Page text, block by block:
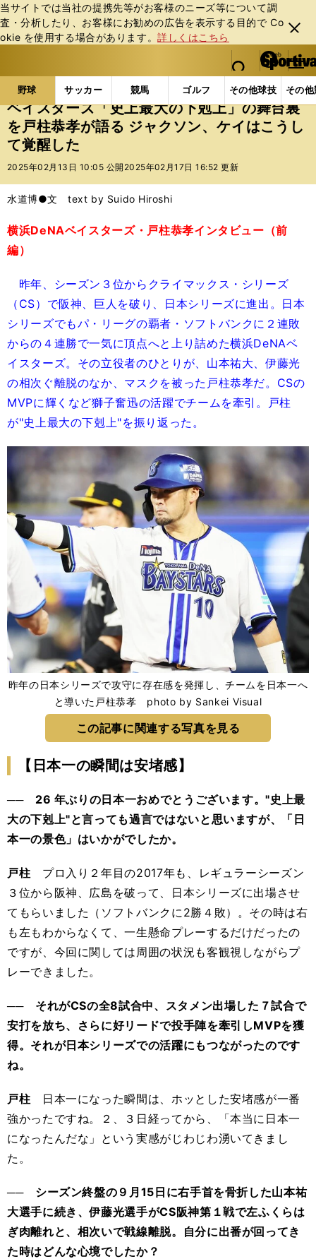
当サイトでは当社の提携先等がお客様のニーズ等について調
査・分析したり、お客様にお勧めの広告を表⽰する⽬的で Co
okie を使⽤する場合があります。詳しくはこちら
閉じ
る
web Sportiva (webスポルティーバ)
検索
マイペ
ー
ジ
メニュ
野球 サッカー 競馬 ゴルフ その他球技 その
b
ス
ポ
ル
テ
ー
バ
野球の記事一覧 プロ野球 ベイスターズ「史上最大
ベイスターズ「史上最大の下剋上」の舞台裏
を戸柱恭孝が語る ジャクソン、ケイはこうし
て覚醒した
2025年02月13日 10:05 公開 2025年02月17日 16:52 更新
水道博●文 text by Suido Hiroshi
横浜DeNAベイスターズ・戸柱恭孝インタビュー（前
編）
昨年、シーズン３位からクライマックス・シリーズ
（CS）で阪神、巨人を破り、日本シリーズに進出。日本
シリーズでもパ・リーグの覇者・ソフトバンクに２連敗
からの４連勝で一気に頂点へと上り詰めた横浜DeNAベ
イスターズ。その立役者のひとりが、山本祐大、伊藤光
の相次ぐ離脱のなか、マスクを被った戸柱恭孝だ。CSの
MVPに輝くなど獅子奮迅の活躍でチームを牽引。戸柱
が"史上最大の下剋上"を振り返った。
昨年の日本シリーズで攻守に存在感を発揮し、チームを日本一へ
と導いた戸柱恭孝 photo by Sankei Visual
この記事に関連する写真を見る
【日本一の瞬間は安堵感】
── 26 年ぶりの日本一おめでとうございます。"史上最
大の下剋上"と言っても過言ではないと思いますが、「日
本一の景色」はいかがでしたか。
戸柱 プロ入り２年目の2017年も、レギュラーシーズン
３位から阪神、広島を破って、日本シリーズに出場させ
てもらいました（ソフトバンクに2勝４敗）。その時は右
も左もわからなくて、一生懸命プレーするだけだったの
ですが、今回に関しては周囲の状況も客観視しながらプ
レーできました。
── それがCSの全8試合中、スタメン出場した７試合で
安打を放ち、さらに好リードで投手陣を牽引しMVPを獲
得。それが日本シリーズでの活躍にもつながったのです
ね。
戸柱 日本一になった瞬間は、ホッとした安堵感が一番
強かったですね。２、３日経ってから、「本当に日本一
になったんだな」という実感がじわじわ湧いてきまし
た。
── シーズン終盤の９月15日に右手首を骨折した山本祐
大選手に続き、伊藤光選手がCS阪神第１戦で左ふくらは
ぎ肉離れと、相次いで戦線離脱。自分に出番が回ってき
た時はどんな心境でしたか？